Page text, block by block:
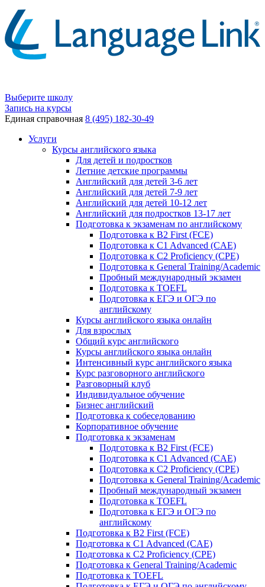
Выберите школу
Запись на курсы
Единая справочная 8 (495) 182-30-49
Услуги
Курсы английского языка
Для детей и подростков
Летние детские программы
Английский для детей 3-6 лет
Английский для детей 7-9 лет
Английский для детей 10-12 лет
Английский для подростков 13-17 лет
Подготовка к экзаменам по английскому
Подготовка к B2 First (FCE)
Подготовка к C1 Advanced (CAE)
Подготовка к C2 Proficiency (CPE)
Подготовка к General Training/Academic
Пробный международный экзамен
Подготовка к TOEFL
Подготовка к ЕГЭ и ОГЭ по
английскому
Курсы английского языка онлайн
Для взрослых
Общий курс английского
Курсы английского языка онлайн
Интенсивный курс английского языка
Курс разговорного английского
Разговорный клуб
Индивидуальное обучение
Бизнес английский
Подготовка к собеседованию
Корпоративное обучение
Подготовка к экзаменам
Подготовка к B2 First (FCE)
Подготовка к C1 Advanced (CAE)
Подготовка к C2 Proficiency (CPE)
Подготовка к General Training/Academic
Пробный международный экзамен
Подготовка к TOEFL
Подготовка к ЕГЭ и ОГЭ по
английскому
Подготовка к B2 First (FCE)
Подготовка к C1 Advanced (CAE)
Подготовка к C2 Proficiency (CPE)
Подготовка к General Training/Academic
Подготовка к TOEFL